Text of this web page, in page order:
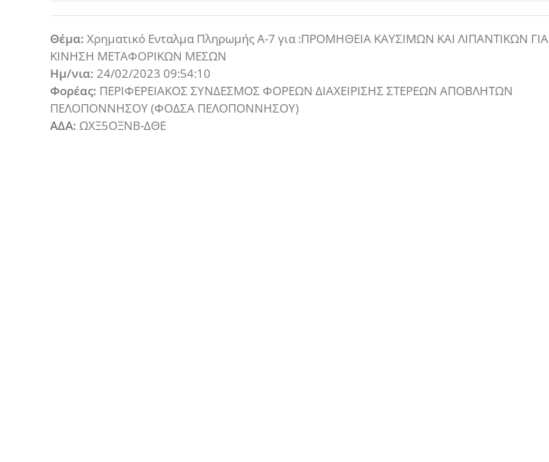
Θέμα: Χρηματικό Ενταλμα Πληρωμής Α-7 για :ΠΡΟΜΗΘΕΙΑ ΚΑΥΣΙΜΩΝ ΚΑΙ ΛΙΠΑΝΤΙΚΩΝ ΓΙΑ
ΚΙΝΗΣΗ ΜΕΤΑΦΟΡΙΚΩΝ ΜΕΣΩΝ
Ημ/νια: 24/02/2023 09:54:10
Φορέας: ΠΕΡΙΦΕΡΕΙΑΚΟΣ ΣΥΝΔΕΣΜΟΣ ΦΟΡΕΩΝ ΔΙΑΧΕΙΡΙΣΗΣ ΣΤΕΡΕΩΝ ΑΠΟΒΛΗΤΩΝ
ΠΕΛΟΠΟΝΝΗΣΟΥ (ΦΟΔΣΑ ΠΕΛΟΠΟΝΝΗΣΟΥ)
ΑΔΑ: ΩΧΞ5ΟΞΝΒ-ΔΘΕ